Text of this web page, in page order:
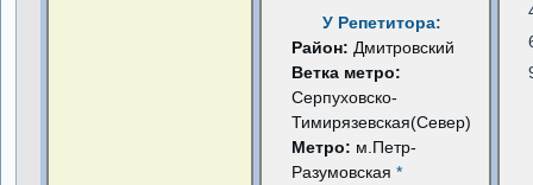
У Репетитора:
Район: Дмитровский
Ветка метро:
Серпуховско-
Тимирязевская(Север)
Метро: м.Петр-
Разумовская*